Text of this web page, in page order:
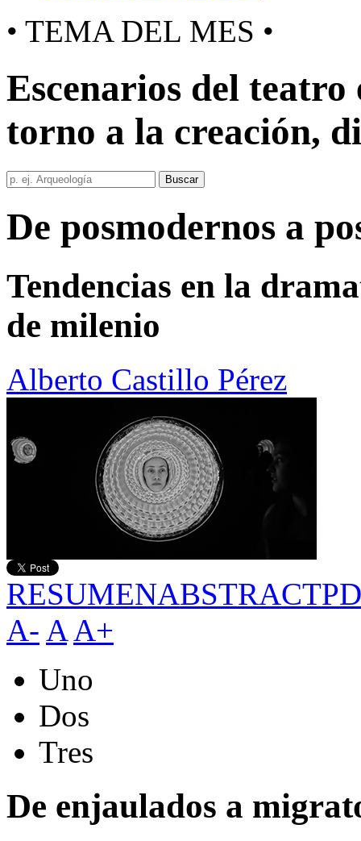
• TEMA DEL MES •
Escenarios del
torno a la creación,
Buscar
De posmodernos a
Tendencias en la
de milenio
Alberto Castillo Pérez
RESUMENABSTRACT
A- A A+
Uno
Dos
Tres
De enjaulados a